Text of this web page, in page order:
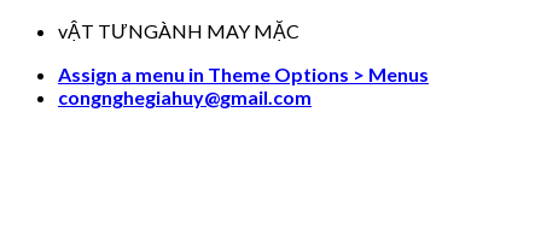
Skip
content
vẬT TƯNGÀNH MAY MẶC
Assign a menu in Theme Options > Menus
congnghegiahuy@gmail.com